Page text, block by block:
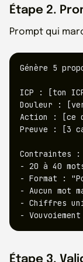
Étape 2.
Prompt qui
Génère 5
ICP : [ton
Douleur :
Action : [ce
Preuve : [3
Contraintes :
- 20 à 40
- Format :
- Aucun mot
- Chiffres
-
Étape 3.